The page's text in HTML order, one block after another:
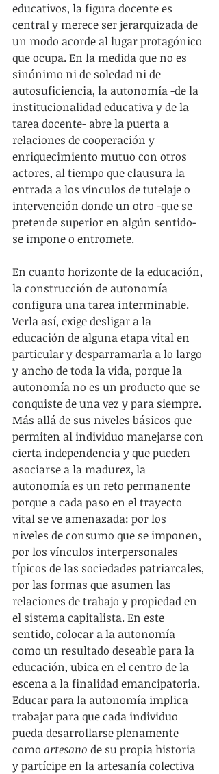
educativos, la figura docente es
central y merece ser jerarquizada de
un modo acorde al lugar protagónico
que ocupa. En la medida que no es
sinónimo ni de soledad ni de
autosuficiencia, la autonomía -de la
institucionalidad educativa y de la
tarea docente- abre la puerta a
relaciones de cooperación y
enriquecimiento mutuo con otros
actores, al tiempo que clausura la
entrada a los vínculos de tutelaje o
intervención donde un otro -que se
pretende superior en algún sentido-
se impone o entromete.
En cuanto horizonte de la educación,
la construcción de autonomía
configura una tarea interminable.
Verla así, exige desligar a la
educación de alguna etapa vital en
particular y desparramarla a lo largo
y ancho de toda la vida, porque la
autonomía no es un producto que se
conquiste de una vez y para siempre.
Más allá de sus niveles básicos que
permiten al individuo manejarse con
cierta independencia y que pueden
asociarse a la madurez, la
autonomía es un reto permanente
porque a cada paso en el trayecto
vital se ve amenazada: por los
niveles de consumo que se imponen,
por los vínculos interpersonales
típicos de las sociedades patriarcales,
por las formas que asumen las
relaciones de trabajo y propiedad en
el sistema capitalista. En este
sentido, colocar a la autonomía
como un resultado deseable para la
educación, ubica en el centro de la
escena a la finalidad emancipatoria.
Educar para la autonomía implica
trabajar para que cada individuo
pueda desarrollarse plenamente
como artesano de su propia historia
y partícipe en la artesanía colectiva